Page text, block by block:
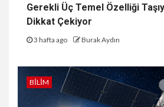
Gerekli Üç Temel Özelliği
Dikkat Çekiyor
3 hafta ago Burak Aydın
BILIM